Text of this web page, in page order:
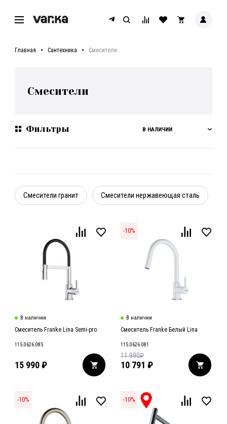
Главная Сантехника Смесители
Смесители
Фильтры В НАЛИЧИИ
Смесители гранит Смесители нержавеющая сталь
В наличии
Смеситель Franke Lina Semi-pro
115.0626.085
15 990₽
-10%
В наличии
Смеситель Franke Белый Lina
115.0626.081
10 791 ₽
11 990₽
-10% -10%